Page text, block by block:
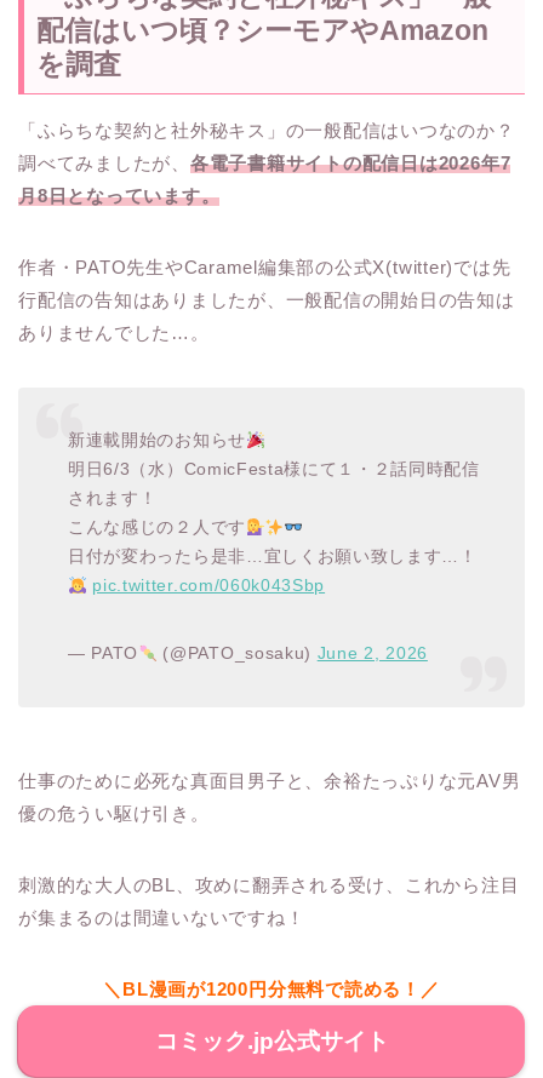
配信はいつ頃？シーモアやAmazon
を調査
「ふらちな契約と社外秘キス」の一般配信はいつなのか？
調べてみましたが、 各電子書籍サイトの配信日は2026年7
月8日となっています。
作者・PATO先生やCaramel編集部の公式X(twitter)では先
行配信の告知はありましたが、一般配信の開始日の告知は
ありませんでした…。
新連載開始のお知らせ
明日6/3（水）ComicFesta様にて１・２話同時配信
されます！
こんな感じの２人です
日付が変わったら是非…宜しくお願い致します…！
pic.twitter.com/060k043Sbp
— PATO (@PATO_sosaku) June 2, 2026
仕事のために必死な真面目男子と、余裕たっぷりな元AV男
優の危うい駆け引き。
刺激的な大人のBL、攻めに翻弄される受け、これから注目
が集まるのは間違いないですね！
＼BL漫画が1200円分無料で読める！／
コミック.jp公式サイト